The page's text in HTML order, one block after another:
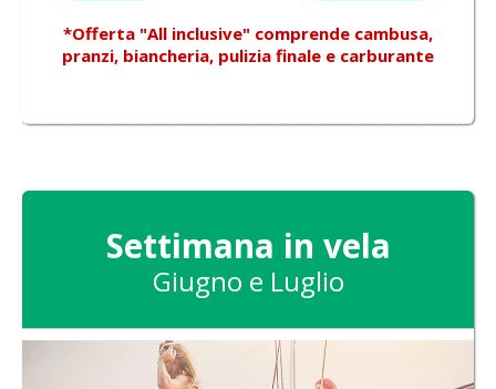
*Offerta "All inclusive" comprende cambusa,
pranzi, biancheria, pulizia finale e carburante
Settimana in vela
Giugno e Luglio